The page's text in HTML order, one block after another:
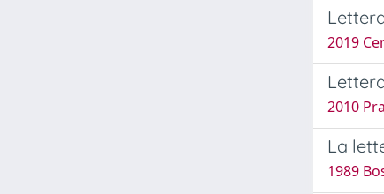
2019
2010
La
1989